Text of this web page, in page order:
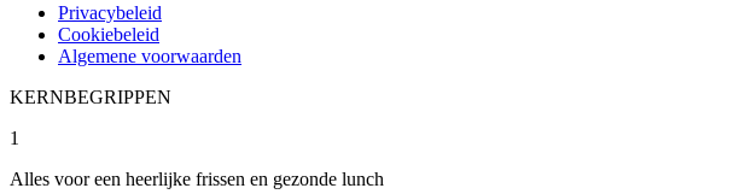
Privacybeleid
Cookiebeleid
Algemene voorwaarden
KERNBEGRIPPEN
1
Alles voor een heerlijke frissen en gezonde lunch